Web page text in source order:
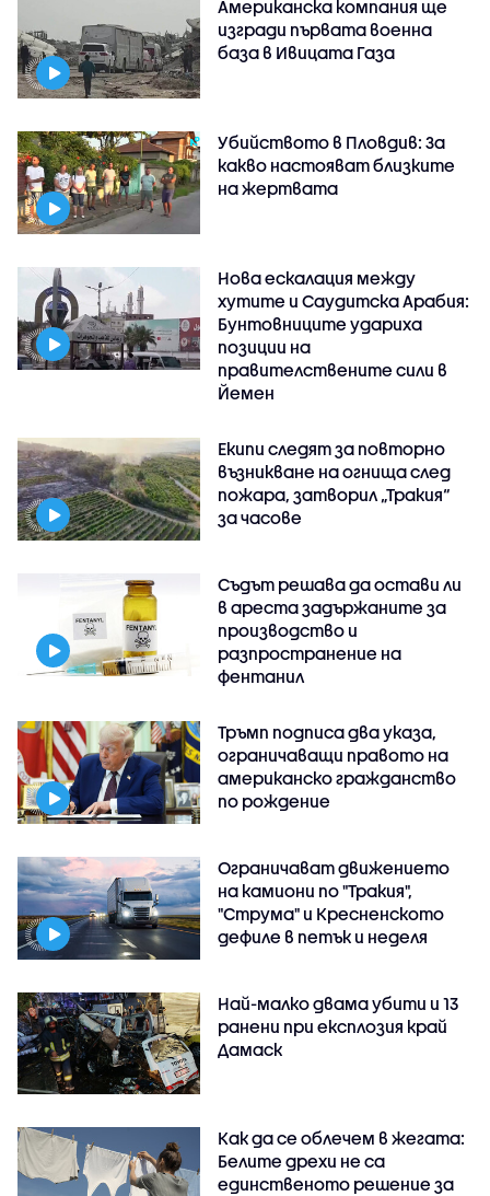
Американска компания ще
изгради първата военна
база в Ивицата Газа
Убийството в Пловдив: За
какво настояват близките
на жертвата
Нова ескалация между
хутите и Саудитска Арабия:
Бунтовниците удариха
позиции на
правителствените сили в
Йемен
Екипи следят за повторно
възникване на огнища след
пожара, затворил „Тракия“
за часове
Съдът решава да остави ли
в ареста задържаните за
производство и
разпространение на
фентанил
Тръмп подписа два указа,
ограничаващи правото на
американско гражданство
по рождение
Ограничават движението
на камиони по "Тракия",
"Струма" и Кресненското
дефиле в петък и неделя
Най-малко двама убити и 13
ранени при експлозия край
Дамаск
Как да се облечем в жегата:
Белите дрехи не са
единственото решение за